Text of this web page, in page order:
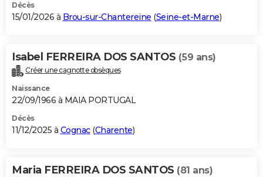
Décès
15/01/2026 à Brou-sur-Chantereine (Seine-et-Marne)
Isabel FERREIRA DOS SANTOS (59 ans)
Créer une cagnotte obsèques
Naissance
22/09/1966 à MAIA PORTUGAL
Décès
11/12/2025 à Cognac(Charente)
Maria FERREIRA DOS SANTOS (81 ans)